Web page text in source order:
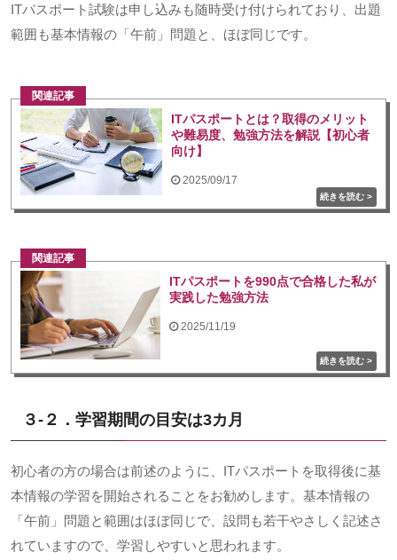
ITパスポート試験は申し込みも随時受け付けられており、出題
範囲も基本情報の「午前」問題と、ほぼ同じです。
関連記事
ITパスポートとは？取得のメリット
や難易度、勉強方法を解説【初心者
向け】
2025/09/17
関連記事
ITパスポートを990点で合格した私が
実践した勉強方法
2025/11/19
３-２．学習期間の目安は3カ月
初心者の方の場合は前述のように、 ITパスポートを取得後に基
本情報の学習を開始されることをお勧めします。基本情報の
「午前」問題と範囲はほぼ同じで、設問も若干やさしく記述さ
れていますので、学習しやすいと思われます。